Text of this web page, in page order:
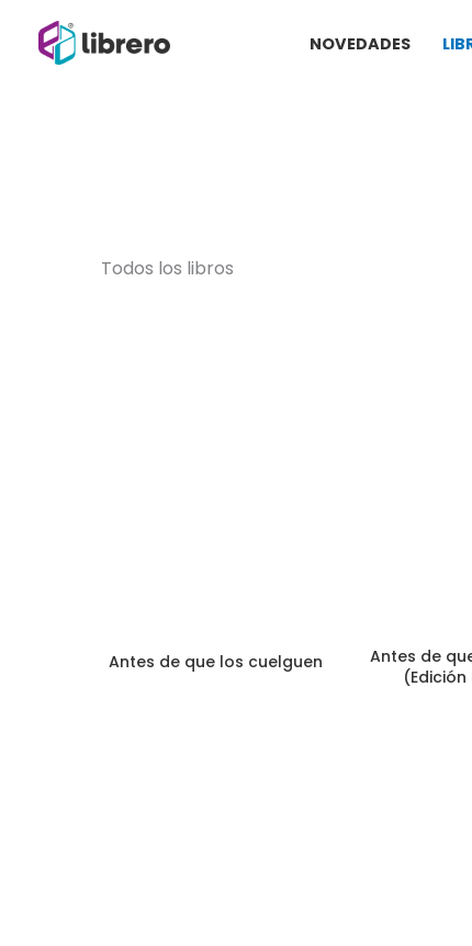
NOVEDADES
Todos los libros
Antes de que los cuelguen
Antes de